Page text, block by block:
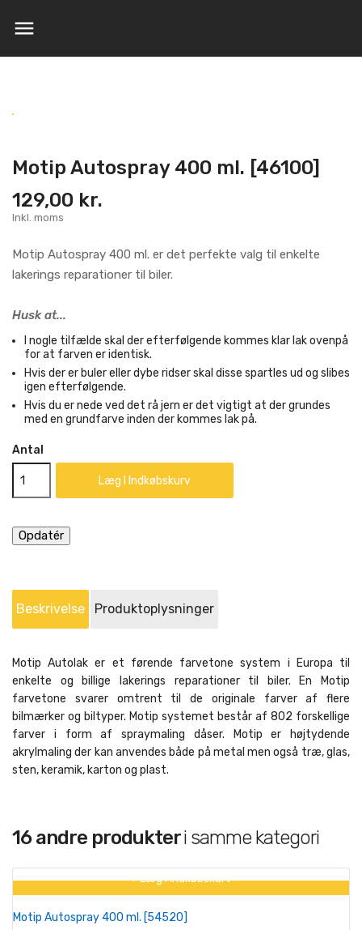

Motip Autospray 400 ml. [46100]
129,00 kr.
Inkl. moms
Motip Autospray 400 ml. er det perfekte valg til enkelte
lakerings reparationer til biler.
Husk at...
I nogle tilfælde skal der efterfølgende kommes klar lak ovenpå
for at farven er identisk.
Hvis der er buler eller dybe ridser skal disse spartles ud og slibes
igen efterfølgende.
Hvis du er nede ved det rå jern er det vigtigt at der grundes
med en grundfarve inden der kommes lak på.
Antal
Læg I Indkøbskurv
Beskrivelse Produktoplysninger
Motip Autolak er et førende farvetone system i Europa til
enkelte og billige lakerings reparationer til biler. En Motip
farvetone svarer omtrent til de originale farver af flere
bilmærker og biltyper. Motip systemet består af 802 forskellige
farver i form af spraymaling dåser. Motip er højtydende
akrylmaling der kan anvendes både på metal men også træ, glas,
sten, keramik, karton og plast.
16 andre produkteri samme kategori
+ Læg I Indkøbskurv
Motip Autospray 400 ml. [54520]